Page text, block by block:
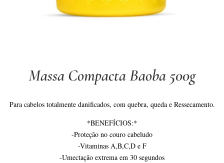
Massa Compacta Baoba 500g
Para cabelos totalmente danificados, com quebra, queda e Ressecamento.
*BENEFÍCIOS:*
-Proteção no couro cabeludo
-Vitaminas A,B,C,D e F
-Umectação extrema em 30 segundos